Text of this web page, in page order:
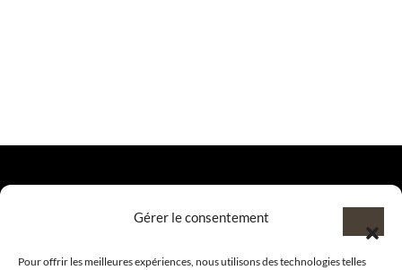
Gérer le consentement
Pour offrir les meilleures expériences, nous utilisons des technologies telles